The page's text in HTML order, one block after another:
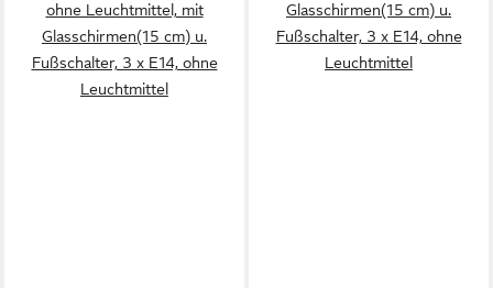
ohne Leuchtmittel, mit
Glasschirmen(15 cm) u.
Fußschalter, 3 x E14, ohne
Leuchtmittel
Glasschirmen(15 cm) u.
Fußschalter, 3 x E14, ohne
Leuchtmittel